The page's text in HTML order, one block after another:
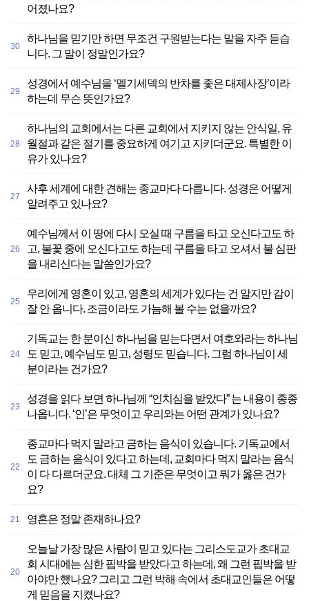
어졌나요?
30
하나님을 믿기만 하면 무조건 구원받는다는 말을 자주 듣습
니다. 그 말이 정말인가요?
29
성경에서 예수님을 ‘멜기세덱의 반차를 좇은 대제사장’이라
하는데 무슨 뜻인가요?
28
하나님의 교회에서는 다른 교회에서 지키지 않는 안식일, 유
월절과 같은 절기를 중요하게 여기고 지키더군요. 특별한 이
유가 있나요?
27
사후 세계에 대한 견해는 종교마다 다릅니다. 성경은 어떻게
알려주고 있나요?
26
예수님께서 이 땅에 다시 오실 때 구름을 타고 오신다고도 하
고, 불꽃 중에 오신다고도 하는데 구름을 타고 오셔서 불 심판
을 내리신다는 말씀인가요?
25
우리에게 영혼이 있고, 영혼의 세계가 있다는 건 알지만 감이
잘 안 옵니다. 조금이라도 가늠해 볼 수는 없을까요?
24
기독교는 한 분이신 하나님을 믿는다면서 여호와라는 하나님
도 믿고, 예수님도 믿고, 성령도 믿습니다. 그럼 하나님이 세
분이라는 건가요?
23
성경을 읽다 보면 하나님께 “인치심을 받았다” 는 내용이 종종
나옵니다. ‘인’은 무엇이고 우리와는 어떤 관계가 있나요?
22
종교마다 먹지 말라고 금하는 음식이 있습니다. 기독교에서
도 금하는 음식이 있다고 하는데, 교회마다 먹지 말라는 음식
이 다 다르더군요. 대체 그 기준은 무엇이고 뭐가 옳은 건가
요?
21 영혼은 정말 존재하나요?
20
오늘날 가장 많은 사람이 믿고 있다는 그리스도교가 초대교
회 시대에는 심한 핍박을 받았다고 하는데, 왜 그런 핍박을 받
아야만 했나요? 그리고 그런 박해 속에서 초대교인들은 어떻
게 믿음을 지켰나요?